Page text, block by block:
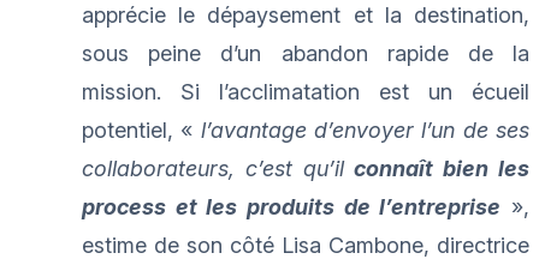
apprécie le dépaysement et la destination,
sous peine d’un abandon rapide de la
mission. Si l’acclimatation est un écueil
potentiel, « l’avantage d’envoyer l’un de ses
collaborateurs, c’est qu’ilconnaît bien les
process et les produits de l’entreprise »,
estime de son côté Lisa Cambone, directrice